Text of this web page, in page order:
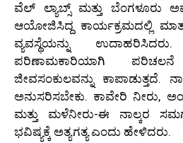
ವೆಲ್ ಲ್ಯಾಬ್ಸ್ ಮತ್ತು ಬೆಂಗಳೂರು
ಆಯೋಜಿಸಿದ್ದ ಕಾರ್ಯಕ್ರಮದಲ್ಲಿ
ವ್ಯವಸ್ಥೆಯನ್ನು
ಪರಿಣಾಮಕಾರಿಯಾಗಿ
ಜೀವಸಂಕುಲವನ್ನು
ಅನುಸರಿಸಬೇಕು. ಕಾವೇರಿ ನೀರು,
ಮತ್ತು ಮಳೆನೀರು-ಈ ನಾಲ್ಕರ
ಭವಿಷ್ಯಕ್ಕೆ ಅತ್ಯಗತ್ಯ ಎಂದು ಹೇಳಿದರು.